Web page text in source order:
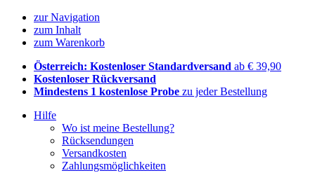
zur Navigation
zum Inhalt
zum Warenkorb
Österreich: Kostenloser Standardversand ab € 39,90
Kostenloser Rückversand
Mindestens 1 kostenlose Probe zu jeder Bestellung
Hilfe
Wo ist meine Bestellung?
Rücksendungen
Versandkosten
Zahlungsmöglichkeiten